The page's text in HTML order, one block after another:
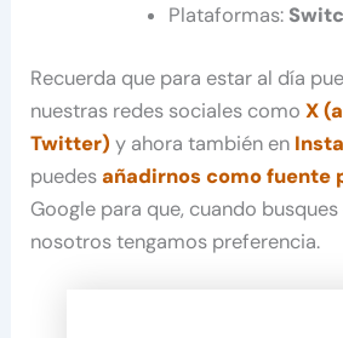
Plataformas:
Recuerda que para estar al día
nuestras redes sociales comoX
Twitter) y ahora también en
puedesañadirnos como fuente
Google para que, cuando
nosotros tengamos preferencia.